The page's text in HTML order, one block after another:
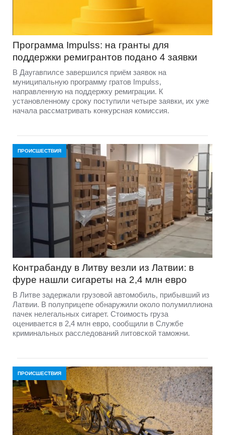
Программа Impulss: на гранты для
поддержки ремигрантов подано 4 заявки
В Даугавпилсе завершился приём заявок на
муниципальную программу гратов Impulss,
направленную на поддержку ремиграции. К
установленному сроку поступили четыре заявки, их уже
начала рассматривать конкурсная комиссия.
ПРОИСШЕСТВИЯ
Контрабанду в Литву везли из Латвии: в
фуре нашли сигареты на 2,4 млн евро
В Литве задержали грузовой автомобиль, прибывший из
Латвии. В полуприцепе обнаружили около полумиллиона
пачек нелегальных сигарет. Стоимость груза
оценивается в 2,4 млн евро, сообщили в Службе
криминальных расследований литовской таможни.
ПРОИСШЕСТВИЯ